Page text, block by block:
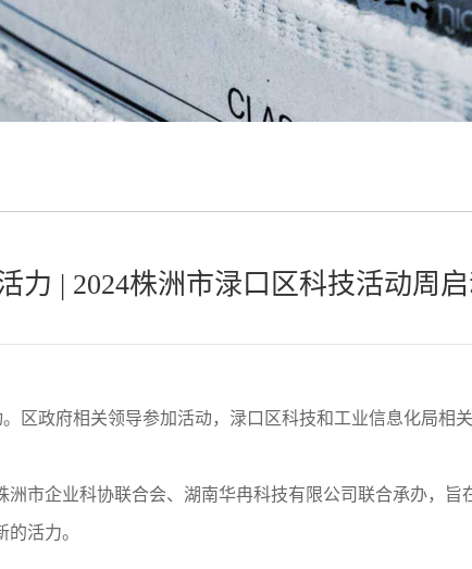
力 | 2024株洲市渌口区科技活动周
政府相关领导参加活动，渌口区科技和工业信息化局相关
市企业科协联合会、湖南华冉科技有限公司联合承办，
活力。